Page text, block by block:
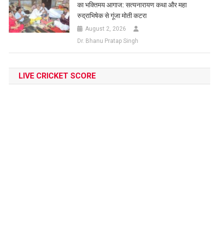
का भक्तिमय आगाज: सत्यनारायण कथा और महा
रुद्राभिषेक से गूंजा मोती कटरा
August 2, 2026
Dr. Bhanu Pratap Singh
LIVE CRICKET SCORE